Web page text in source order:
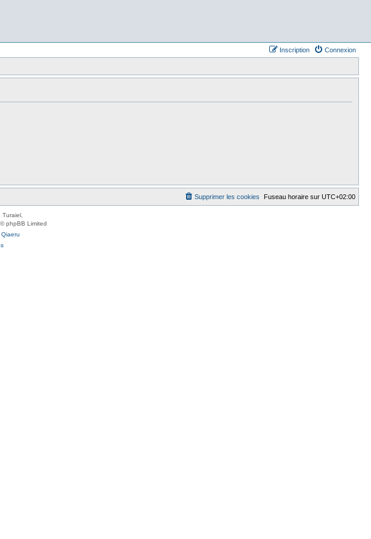
Connexion
Inscription
Fuseau horaire sur UTC+02:00
Supprimer les cookies
, Turaiel,
phpBB Limited
Qiaeru